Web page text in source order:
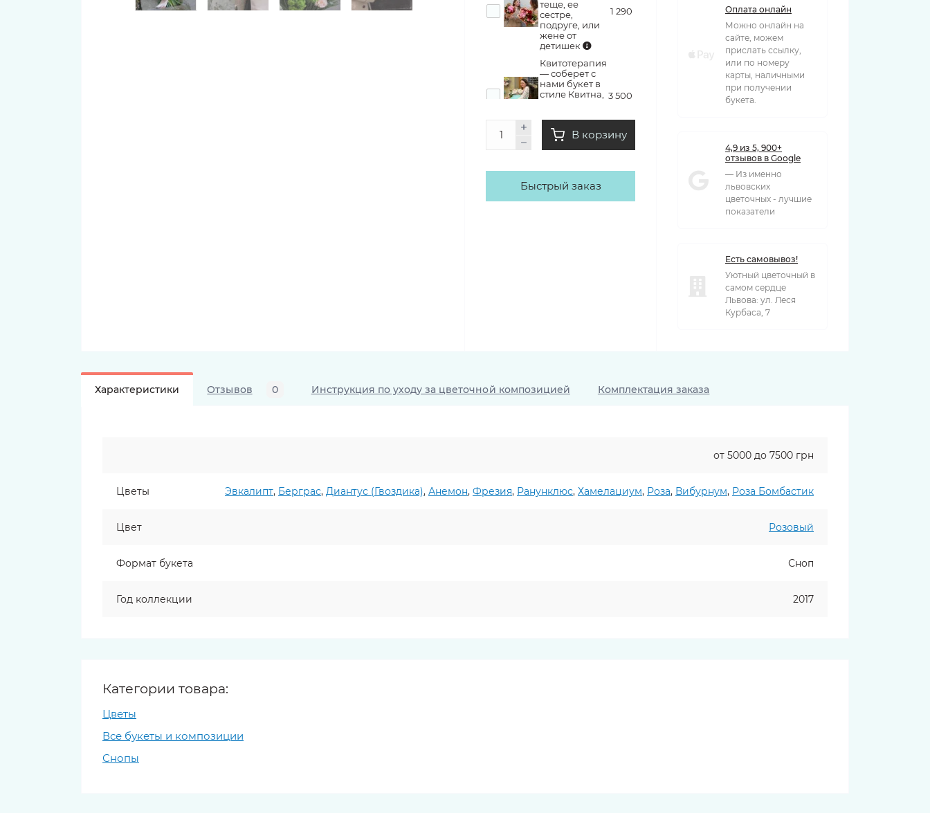
теще, ее
сестре,
подруге, или
жене от
детишек
1 290 грн
Квитотерапия
— соберет с
нами букет в
стиле Квитна,
3 500 грн
В корзину
Быстрый заказ
Оплата онлайн
Можно онлайн на
сайте, можем
прислать ссылку,
или по номеру
карты, наличными
при получении
букета.
4,9 из 5, 900+
отзывов в Google
— Из именно
львовских
цветочных - лучшие
показатели
Есть самовывоз!
Уютный цветочный в
самом сердце
Львова: ул. Леся
Курбаса, 7
Характеристики Отзывов 0 Инструкция по уходу за цветочной композицией Комплектация заказа
от 5000 до 7500 грн
Цветы Эвкалипт, Берграс, Диантус (Гвоздика), Анемон, Фрезия, Ранунклюс, Хамелациум, Роза, Вибурнум, Роза Бомбастик
Цвет Розовый
Формат букета Сноп
Год коллекции 2017
Категории товара:
Цветы
Все букеты и композиции
Снопы